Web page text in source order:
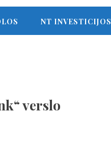
NT INVESTICIJOS
verslo